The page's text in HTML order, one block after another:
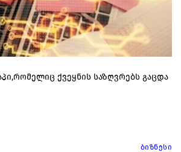
ქვეყნის საზღვრებს გაცდა
ბიზნესი